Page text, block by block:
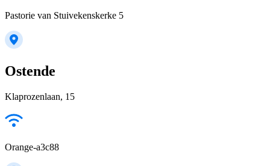
Pastorie van Stuivekenskerke 5
Ostende
Klaprozenlaan, 15
Orange-a3c88